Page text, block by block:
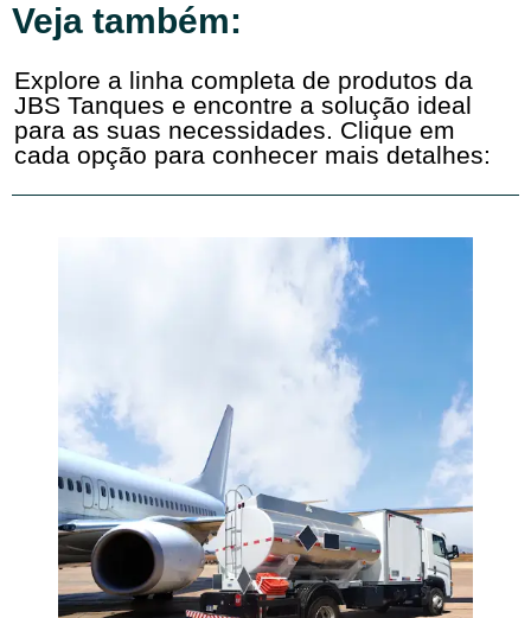
Veja também:
Explore a linha completa de produtos da
JBS Tanques e encontre a solução ideal
para as suas necessidades. Clique em
cada opção para conhecer mais detalhes: